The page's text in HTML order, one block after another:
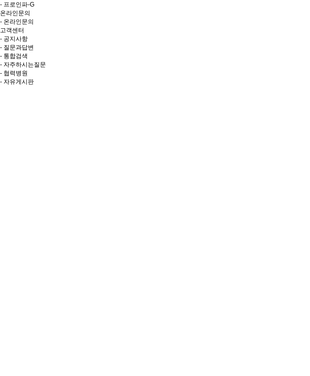
- 프로인파-G
온라인문의
- 온라인문의
고객센터
- 공지사항
- 질문과답변
- 통합검색
- 자주하시는질문
- 협력병원
- 자유게시판